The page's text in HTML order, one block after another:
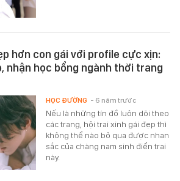
hơn con gái với profile cực xịn:
nhận học bổng ngành thời trang
Nếu là những tín đồ luôn dõi theo
các trang, hội trai xinh gái đẹp thì
không thể nào bỏ qua được nhan
sắc của chàng nam sinh điển trai
này.
HỌC ĐƯỜNG - 6 năm trước